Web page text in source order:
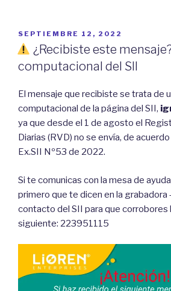
POSTED
ON
SEPTIEMBRE 12, 2022
¿Recibiste este
computacional del SII
El mensaje que recibiste se trata de
computacional de la página del SII,
ya que desde el 1 de agosto el
Diarias (RVD) no se envía, de
Ex.SII Nº53 de 2022.
Si te comunicas con la mesa de
primero que te dicen en la grabadora
contacto del SII para que corrobores
siguiente: 223951115